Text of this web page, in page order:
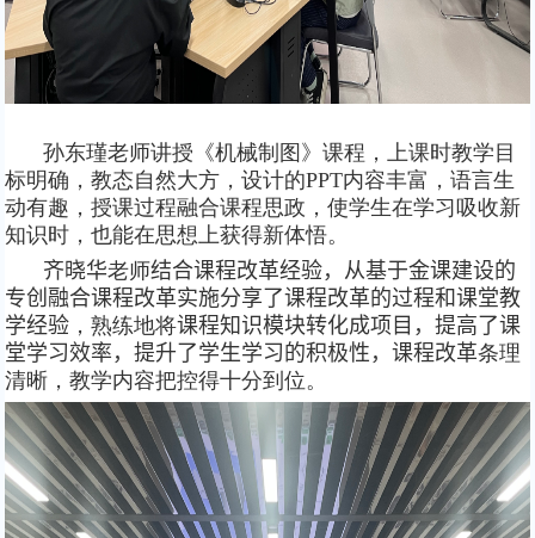
孙东瑾老师讲授《机械制图 》课程，上课时教学目
标明确，教态自然大方，设计的PPT内容丰富，语言生
动有趣，授课过程融合课程思政，使学生在学习吸收新
知识时，也能在思想上获得新体悟。
齐晓华老师结合课程改革经验，从基于金课建设的
专创融合课程改革实施分享了课程改革的过程和课堂教
学经验 ，熟练地将课程知识模块转化成项目，提高了课
堂学习效率，提升了学生学习的积极性，课程改革条理
清晰，教学内容把控得十分到位。